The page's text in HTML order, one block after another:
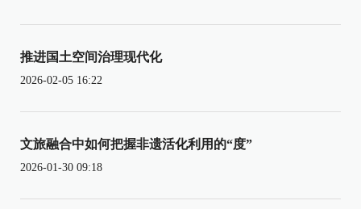
推进国土空间治理现代化
2026-02-05 16:22
文旅融合中如何把握非遗活化利用的“度”
2026-01-30 09:18